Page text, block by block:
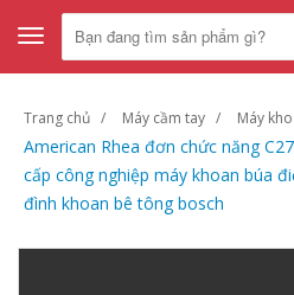
Toggle
navigation
Trang chủ Máy cầm tay Máy
American Rhea đơn chức năng
cấp công nghiệp máy khoan búa
đình khoan bê tông bosch